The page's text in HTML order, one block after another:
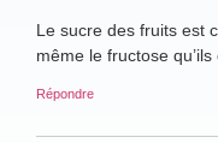
Le sucre des fruits est
même le fructose
Répondre